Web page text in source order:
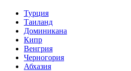
Турция
Таиланд
Доминикана
Кипр
Венгрия
Черногория
Абхазия